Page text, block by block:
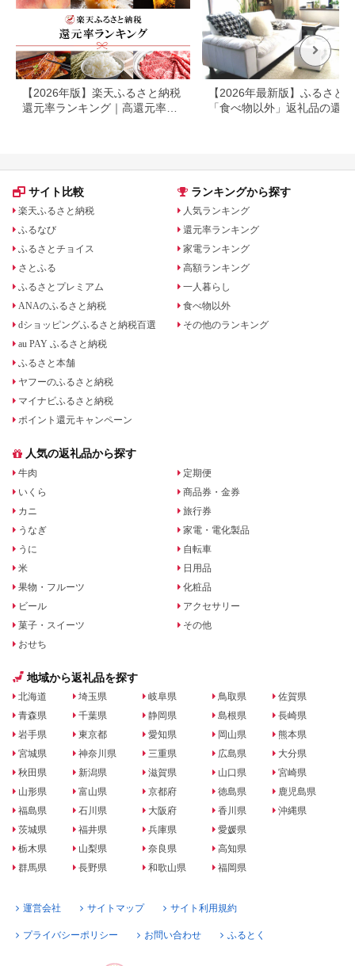
【2026年版】楽天ふるさと納税
還元率ランキング｜高還元率返
【2026年最新版】ふるさと
「食べ物以外」返礼品の還
サイト比較
楽天ふるさと納税
ふるなび
ふるさとチョイス
さとふる
ふるさとプレミアム
ANAのふるさと納税
dショッピングふるさと納税百選
au PAY ふるさと納税
ふるさと本舗
ヤフーのふるさと納税
マイナビふるさと納税
ポイント還元キャンペーン
ランキングから探す
人気ランキング
還元率ランキング
家電ランキング
高額ランキング
一人暮らし
食べ物以外
その他のランキング
人気の返礼品から探す
牛肉
いくら
カニ
うなぎ
うに
米
果物・フルーツ
ビール
菓子・スイーツ
おせち
定期便
商品券・金券
旅行券
家電・電化製品
自転車
日用品
化粧品
アクセサリー
その他
地域から返礼品を探す
北海道
青森県
岩手県
宮城県
秋田県
山形県
福島県
茨城県
栃木県
群馬県
埼玉県
千葉県
東京都
神奈川県
新潟県
富山県
石川県
福井県
山梨県
長野県
岐阜県
静岡県
愛知県
三重県
滋賀県
京都府
大阪府
兵庫県
奈良県
和歌山県
鳥取県
島根県
岡山県
広島県
山口県
徳島県
香川県
愛媛県
高知県
福岡県
佐賀県
長崎県
熊本県
大分県
宮崎県
鹿児島県
沖縄県
運営会社 サイトマップ サイト利用規約
プライバシーポリシー お問い合わせ ふるとく